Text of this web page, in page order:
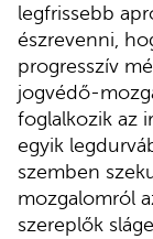
legfrissebb
észrevenni,
progresszív
jogvédő-
foglalkozik az
egyik
szemben
mozgalomról
szereplők